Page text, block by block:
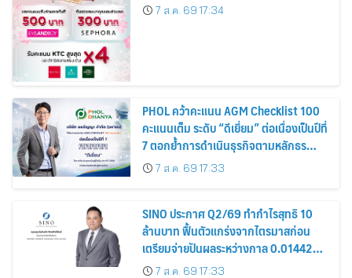
7 ส.ค. 69 17:34
PHOL คว้าคะแนน AGM Checklist 100
คะแนนเต็ม ระดับ “ดีเยี่ยม” ต่อเนื่องเป็นปีที่
7 ตอกย้ำการดำเนินธุรกิจตามหลักธร
รมาภิบาล โปร่งใส สร้างความเชื่อมั่นผู้ถือ
หุ้น
7 ส.ค. 69 17:33
SINO ประกาศ Q2/69 ทำกำไรสุทธิ 10
ล้านบาท ฟื้นตัวแกร่งจากไตรมาสก่อน
เตรียมจ่ายปันผลระหว่างกาล 0.014423
บาทต่อหุ้น ครึ่งปีหลังมุ่งเติบโตต่อเนื่อง
7 ส.ค. 69 17:33